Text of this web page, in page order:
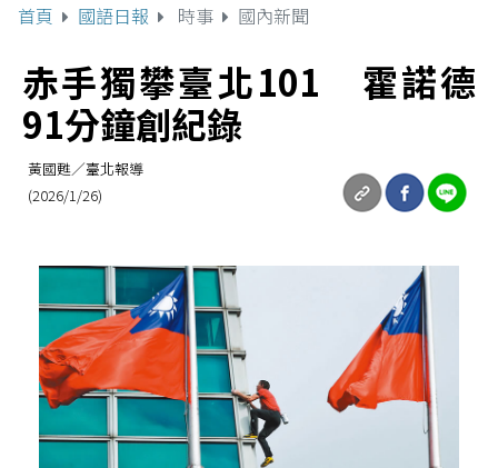
首頁 國語日報 時事 國內新聞
赤手獨攀臺北101 霍諾德
91分鐘創紀錄
黃國甦／臺北報導
(2026/1/26)